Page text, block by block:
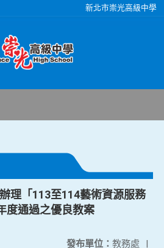
新北市崇光高級中學
理「113至114藝術資源服務
度通過之優良教案
發布單位： 教務處 |